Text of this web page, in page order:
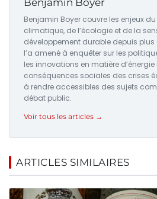
Benjamin Boyer couvre les enjeux
climatique, de l’écologie et de la
développement durable depuis
l’a amené à enquêter sur les
les innovations en matière
conséquences sociales des crises
à rendre accessibles des sujets
débat public.
Voir tous les articles →
ARTICLES SIMILAIRES